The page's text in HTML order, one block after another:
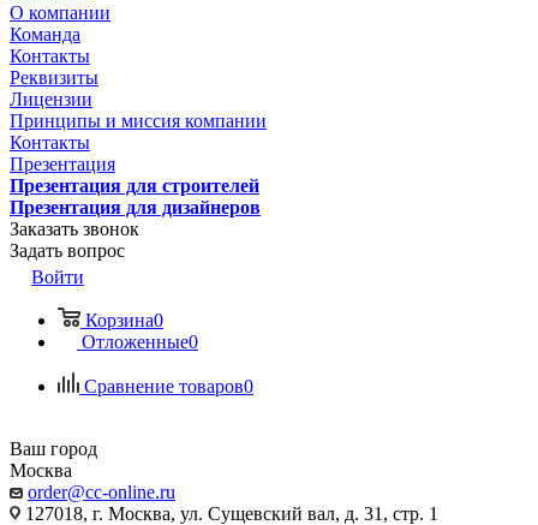
О компании
Команда
Контакты
Реквизиты
Лицензии
Принципы и миссия компании
Контакты
Презентация
Презентация для строителей
Презентация для дизайнеров
Заказать звонок
Задать вопрос
Войти
Корзина0
Отложенные0
Сравнение товаров0
Ваш город
Москва
order@cc-online.ru
127018, г. Москва, ул. Сущевский вал, д. 31, стр. 1